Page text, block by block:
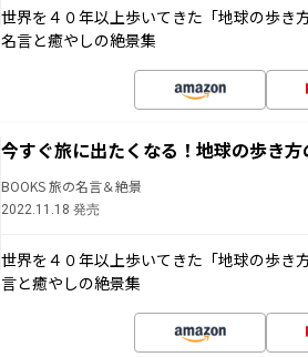
世界を４０年以上歩いてきた「地球の歩き
名言と癒やしの絶景集
今すぐ旅に出たくなる！地球の歩き
BOOKS 旅の名言＆絶景
2022.11.18 発売
世界を４０年以上歩いてきた「地球の歩き
言と癒やしの絶景集